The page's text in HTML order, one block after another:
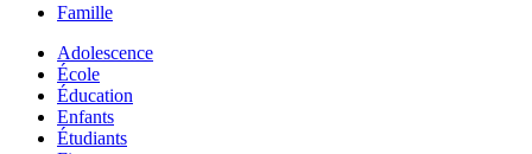
Famille
Adolescence
École
Éducation
Enfants
Étudiants